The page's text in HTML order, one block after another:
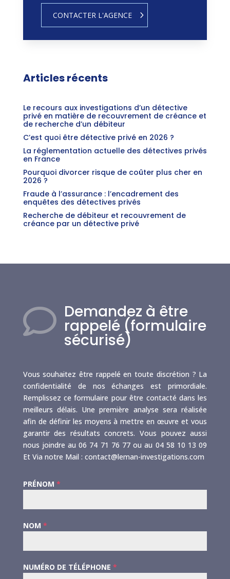
CONTACTER L'AGENCE
Articles récents
Le recours aux investigations d’un détective
privé en matière de recouvrement de créance et
de recherche d’un débiteur
C’est quoi être détective privé en 2026 ?
La réglementation actuelle des détectives privés
en France
Pourquoi divorcer risque de coûter plus cher en
2026 ?
Fraude à l’assurance : l’encadrement des
enquêtes des détectives privés
Recherche de débiteur et recouvrement de
créance par un détective privé
 Demandez à être
rappelé (formulaire
sécurisé)
Vous souhaitez être rappelé en toute discrétion ? La
confidentialité de nos échanges est primordiale.
Remplissez ce formulaire pour être contacté dans les
meilleurs délais. Une première analyse sera réalisée
afin de définir les moyens à mettre en œuvre et vous
garantir des résultats concrets. Vous pouvez aussi
nous joindre au 06 74 71 76 77 ou au 04 58 10 13 09
Et Via notre Mail : contact@leman-investigations.com
PRÉNOM *
NOM *
NUMÉRO DE TÉLÉPHONE *